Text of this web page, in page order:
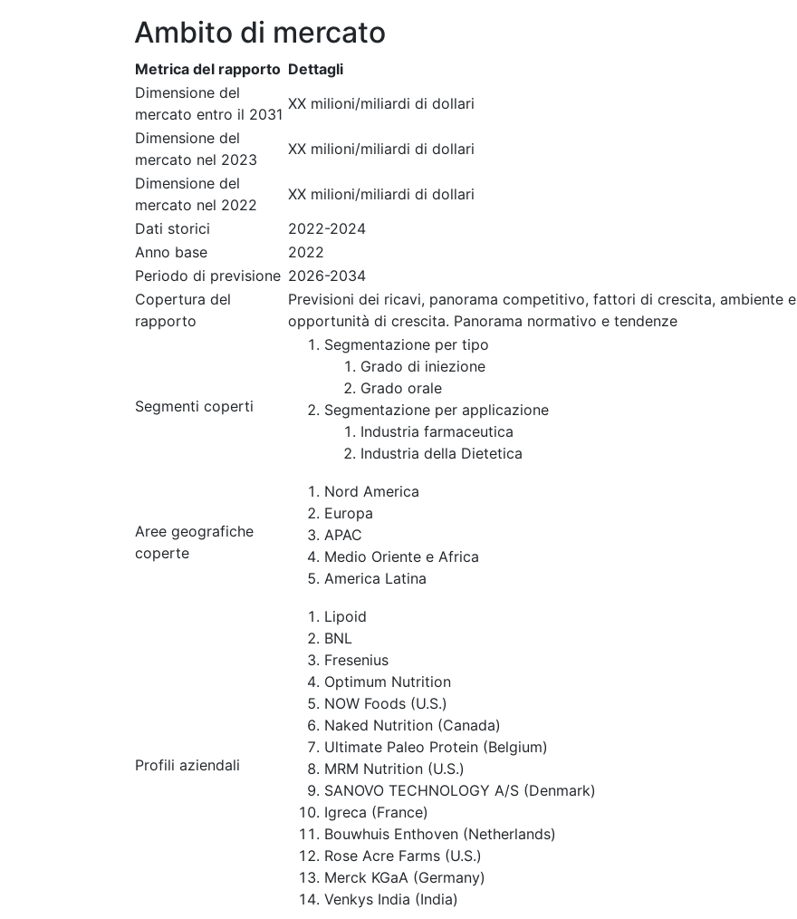
Ambito di mercato
Metrica del rapporto Dettagli
Dimensione del
mercato entro il 2031
XX milioni/miliardi di dollari
Dimensione del
mercato nel 2023
XX milioni/miliardi di dollari
Dimensione del
mercato nel 2022
XX milioni/miliardi di dollari
Dati storici
2022-2024
Anno base
2022
Periodo di previsione 2026-2034
Copertura del
rapporto
Previsioni dei ricavi, panorama competitivo, fattori di crescita, ambiente e
opportunità di crescita. Panorama normativo e tendenze
Segmenti coperti
Segmentazione per tipo
Grado di iniezione
Grado orale
Segmentazione per applicazione
Industria farmaceutica
Industria della Dietetica
Aree geografiche
coperte
Nord America
Europa
APAC
Medio Oriente e Africa
America Latina
Profili aziendali
Lipoid
BNL
Fresenius
Optimum Nutrition
NOW Foods (U.S.)
Naked Nutrition (Canada)
Ultimate Paleo Protein (Belgium)
MRM Nutrition (U.S.)
SANOVO TECHNOLOGY A/S (Denmark)
Igreca (France)
Bouwhuis Enthoven (Netherlands)
Rose Acre Farms (U.S.)
Merck KGaA (Germany)
Venkys India (India)